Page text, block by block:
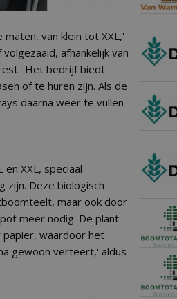
van klein tot XXL,'
afhankelijk van
Het bedrijf biedt
of te huren zijn. Als de
daarna weer te vullen
XXL, speciaal
zijn. Deze biologisch
maar ook door
meer nodig. De plant
waardoor het
gewoon verteert,' aldus